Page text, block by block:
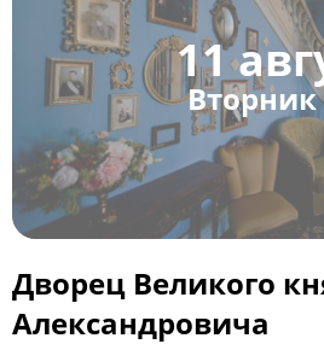
11
Вторник
Дворец Великого
Александровича